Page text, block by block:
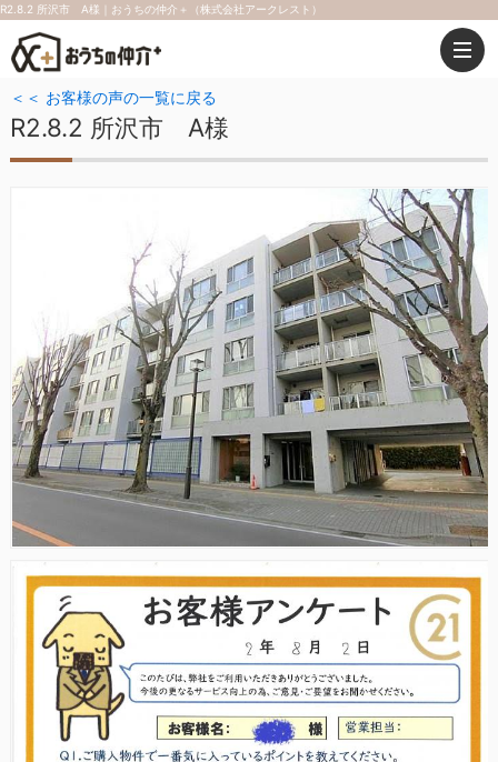
R2.8.2 所沢市 A様｜おうちの仲介＋（株式会社アークレスト）
＜＜ お客様の声の一覧に戻る
R2.8.2 所沢市 A様